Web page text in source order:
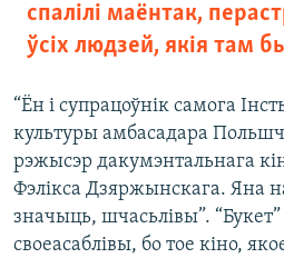
спалілі маёнтак,
ўсіх людзей, якія там
“Ён і супрацоўнік самога
культуры амбасадара
рэжысэр дакумэнтальнага
Фэлікса Дзяржынскага. Яна
значыць, шчасьлівы”.
своеасаблівы, бо тое кіно,